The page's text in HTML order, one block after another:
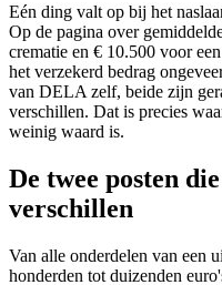
Eén ding valt op bij het
Op de pagina over
crematie en € 10.500 voor
het verzekerd bedrag
van DELA zelf, beide zijn
verschillen. Dat is precies
weinig waard is.
De twee posten
verschillen
Van alle onderdelen van een
honderden tot duizenden